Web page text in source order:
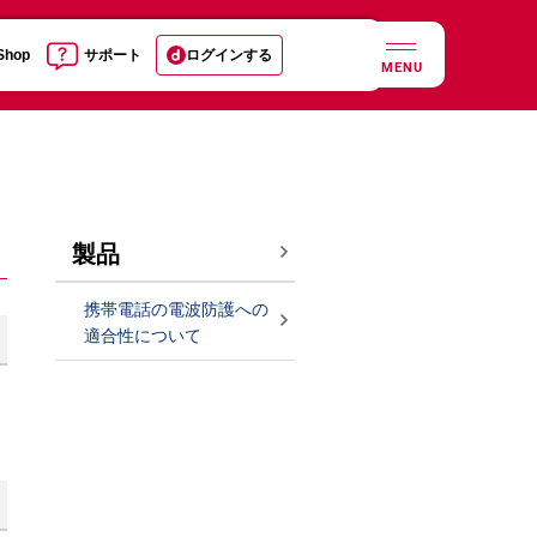
サポート ログインする
MENU
製品
携帯電話の電波防護への
適合性について